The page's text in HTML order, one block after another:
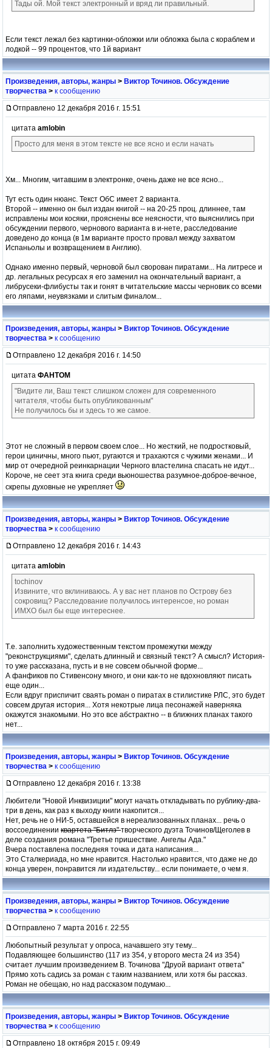
Тады ой. Мой текст электронный и вряд ли правильный.
Если текст лежал без картинки-обложки или обложка была с кораблем и
лодкой -- 99 процентов, что 1й вариант
Произведения, авторы, жанры > Виктор Точинов. Обсуждение
творчества > к сообщению
Отправлено 12 декабря 2016 г. 15:51
цитата amlobin
Просто для меня в этом тексте не все ясно и если начать
Хм... Многим, читавшим в электронке, очень даже не все ясно...
Тут есть один нюанс. Текст ОбС имеет 2 варианта.
Второй -- именно он был издан книгой -- на 20-25 проц. длиннее, там
исправлены мои косяки, прояснены все неясности, что выяснились при
обсуждении первого, чернового варианта в и-нете, расследование
доведено до конца (в 1м варианте просто провал между захватом
Испаньолы и возвращением в Англию).
Однако именно первый, черновой был сворован пиратами... На литресе и
др. легальных ресурсах я его заменил на окончательный вариант, а
либрусеки-флибусты так и гонят в читательские массы черновик со всеми
его ляпами, неувязками и слитым финалом...
Произведения, авторы, жанры > Виктор Точинов. Обсуждение
творчества > к сообщению
Отправлено 12 декабря 2016 г. 14:50
цитата ФАНТОМ
"Видите ли, Ваш текст слишком сложен для современного
читателя, чтобы быть опубликованным"
Не получилось бы и здесь то же самое.
Этот не сложный в первом своем слое... Но жесткий, не подростковый,
герои циничны, много пьют, ругаются и трахаются с чужими женами... И
мир от очередной реинкарнации Черного властелина спасать не идут...
Короче, не сеет эта книга среди вьюношества разумное-доброе-вечное,
скрепы духовные не укрепляет
Произведения, авторы, жанры > Виктор Точинов. Обсуждение
творчества > к сообщению
Отправлено 12 декабря 2016 г. 14:43
цитата amlobin
tochinov
Извините, что вклиниваюсь. А у вас нет планов по Острову без
сокровищ? Расследование получилось интеренсое, но роман
ИМХО был бы еще интереснее.
Т.е. заполнить художественным текстом промежутки между
"реконструкциями", сделать длинный и связный текст? А смысл? История-
то уже рассказана, пусть и в не совсем обычной форме...
А фанфиков по Стивенсону много, и они как-то не вдохновляют писать
еще один...
Если вдруг приспичит сваять роман о пиратах в стилистике РЛС, это будет
совсем другая история... Хотя некотрые лица песонажей наверняка
окажутся знакомыми. Но это все абстрактно -- в ближних планах такого
нет...
Произведения, авторы, жанры > Виктор Точинов. Обсуждение
творчества > к сообщению
Отправлено 12 декабря 2016 г. 13:38
Любители "Новой Инквизиции" могут начать откладывать по рублику-два-
три в день, как раз к выходу книги накопится...
Нет, речь не о НИ-5, оставшейся в нереализованных планах... речь о
воссоединении квартета "Битлз"творческого дуэта Точинов/Щеголев в
деле создания романа "Третье пришествие. Ангелы Ада."
Вчера поставлена последняя точка и дата написания...
Это Сталкериада, но мне нравится. Настолько нравится, что даже не до
конца уверен, понравится ли издательству... если понимаете, о чем я.
Произведения, авторы, жанры > Виктор Точинов. Обсуждение
творчества > к сообщению
Отправлено 7 марта 2016 г. 22:55
Любопытный результат у опроса, начавшего эту тему...
Подавляющее большинство (117 из 354, у второго места 24 из 354)
считает лучшим произведением В. Точинова "Друой вариант ответа"
Прямо хоть садись за роман с таким названием, или хотя бы рассказ.
Роман не обещаю, но над рассказом подумаю...
Произведения, авторы, жанры > Виктор Точинов. Обсуждение
творчества > к сообщению
Отправлено 18 октября 2015 г. 09:49